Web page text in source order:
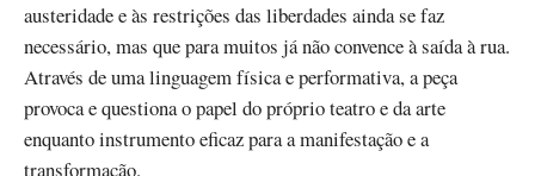
austeridade e às restrições das liberdades ainda se faz
necessário, mas que para muitos já não convence à saída à rua.
Através de uma linguagem física e performativa, a peça
provoca e questiona o papel do próprio teatro e da arte
enquanto instrumento eficaz para a manifestação e a
transformação.